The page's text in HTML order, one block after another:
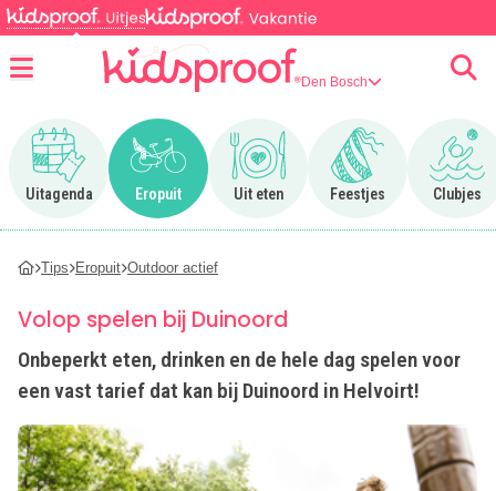
Den Bosch
Uitagenda
Ga naar Uitagenda
Eropuit
Ga naar Eropuit
Uit eten
Ga naar Uit eten
Feestjes
Ga naar Feestjes
Clubjes
Ga
Tips Eropuit Outdoor actief
Volop spelen bij Duinoord
Onbeperkt eten, drinken en de hele dag spelen voor
een vast tarief dat kan bij Duinoord in Helvoirt!